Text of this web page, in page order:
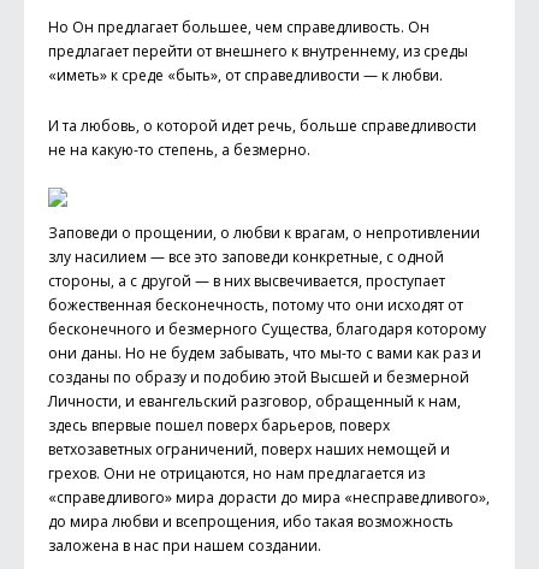
Но Он предлагает большее, чем справедливость. Он
предлагает перейти от внешнего к внутреннему, из среды
«иметь» к среде «быть», от справедливости — к любви.
И та любовь, о которой идет речь, больше справедливости
не на какую-то степень, а безмерно.
Заповеди о прощении, о любви к врагам, о непротивлении
злу насилием — все это заповеди конкретные, с одной
стороны, а с другой — в них высвечивается, проступает
божественная бесконечность, потому что они исходят от
бесконечного и безмерного Существа, благодаря которому
они даны. Но не будем забывать, что мы-то с вами как раз и
созданы по образу и подобию этой Высшей и безмерной
Личности, и евангельский разговор, обращенный к нам,
здесь впервые пошел поверх барьеров, поверх
ветхозаветных ограничений, поверх наших немощей и
грехов. Они не отрицаются, но нам предлагается из
«справедливого» мира дорасти до мира «несправедливого»,
до мира любви и всепрощения, ибо такая возможность
заложена в нас при нашем создании.